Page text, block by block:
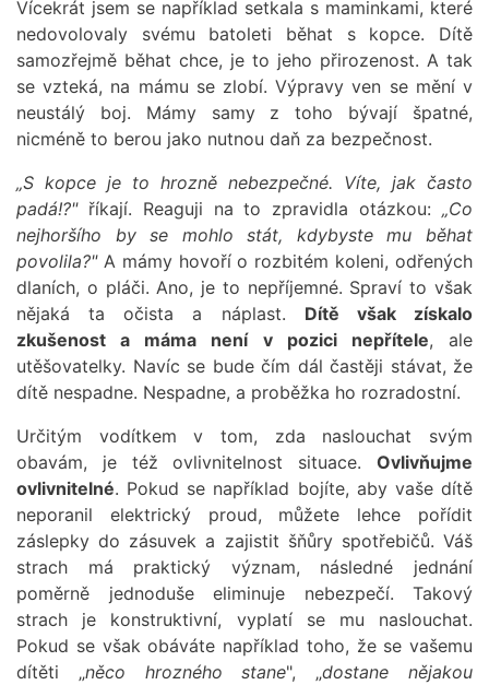
Vícekrát jsem se například setkala s maminkami, které
nedovolovaly svému batoleti běhat s kopce. Dítě
samozřejmě běhat chce, je to jeho přirozenost. A tak
se vzteká, na mámu se zlobí. Výpravy ven se mění v
neustálý boj. Mámy samy z toho bývají špatné,
nicméně to berou jako nutnou daň za bezpečnost.
„S kopce je to hrozně nebezpečné. Víte, jak často
padá!?"říkají. Reaguji na to zpravidla otázkou: „Co
nejhoršího by se mohlo stát, kdybyste mu běhat
povolila?"A mámy hovoří o rozbitém koleni, odřených
dlaních, o pláči. Ano, je to nepříjemné. Spraví to však
nějaká ta očista a náplast. Dítě však získalo
zkušenost a máma není v pozici nepřítele, ale
utěšovatelky. Navíc se bude čím dál častěji stávat, že
dítě nespadne. Nespadne, a proběžka ho rozradostní.
Určitým vodítkem v tom, zda naslouchat svým
obavám, je též ovlivnitelnost situace. Ovlivňujme
ovlivnitelné. Pokud se například bojíte, aby vaše dítě
neporanil elektrický proud, můžete lehce pořídit
záslepky do zásuvek a zajistit šňůry spotřebičů. Váš
strach má praktický význam, následné jednání
poměrně jednoduše eliminuje nebezpečí. Takový
strach je konstruktivní, vyplatí se mu naslouchat.
Pokud se však obáváte například toho, že se vašemu
dítěti „něco hrozného stane", „dostane nějakou